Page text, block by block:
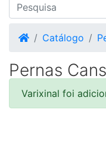
HomeCatálogo
Pernas
Varixinal foi